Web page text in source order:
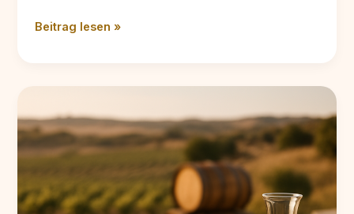
Tembo
Beitrag lesen »